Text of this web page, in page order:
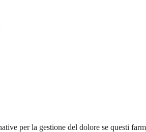
per la gestione del dolore se questi